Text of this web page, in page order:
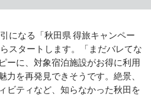
になる「秋田県 得旅キャンペー
スタートします。「まだバレてな
ーに、対象宿泊施設がお得に利用
力を再発見できそうです。絶景、
ビティなど、知らなかった秋田を